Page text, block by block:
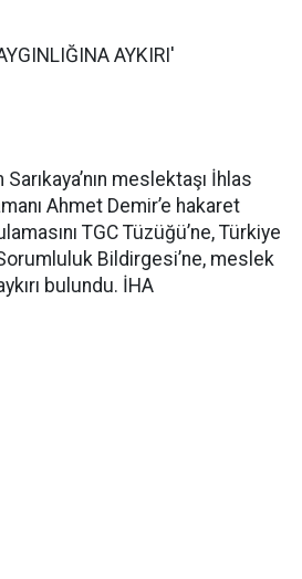
AYKIRI'
meslektaşı İhlas
Ahmet Demir’e hakaret
TGC Tüzüğü’ne, Türkiye
Bildirgesi’ne, meslek
bulundu. İHA